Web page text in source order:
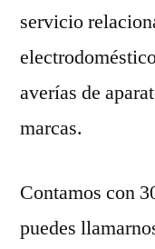
servicio
averías de
marcas.
Contamos con
puedes